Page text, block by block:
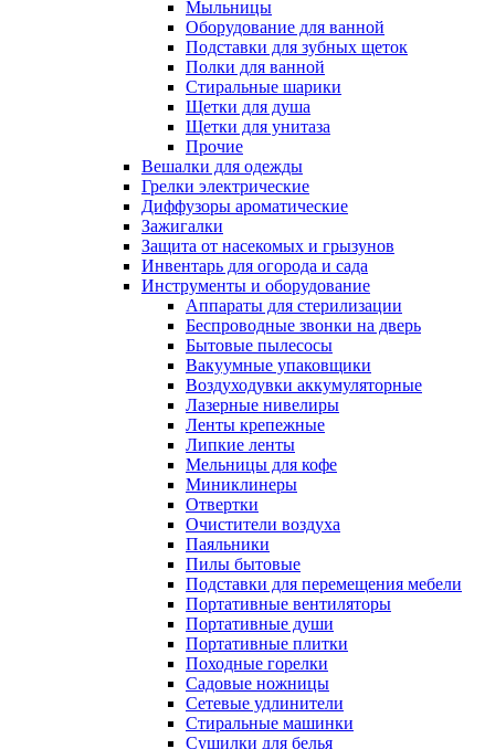
Мыльницы
Оборудование для ванной
Подставки для зубных щеток
Полки для ванной
Стиральные шарики
Щетки для душа
Щетки для унитаза
Прочие
Вешалки для одежды
Грелки электрические
Диффузоры ароматические
Зажигалки
Защита от насекомых и грызунов
Инвентарь для огорода и сада
Инструменты и оборудование
Аппараты для стерилизации
Беспроводные звонки на дверь
Бытовые пылесосы
Вакуумные упаковщики
Воздуходувки аккумуляторные
Лазерные нивелиры
Ленты крепежные
Липкие ленты
Мельницы для кофе
Миниклинеры
Отвертки
Очистители воздуха
Паяльники
Пилы бытовые
Подставки для перемещения мебели
Портативные вентиляторы
Портативные души
Портативные плитки
Походные горелки
Садовые ножницы
Сетевые удлинители
Стиральные машинки
Сушилки для белья